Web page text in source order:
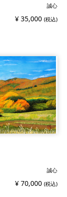
誠心
¥ 35,000 (税込)
誠心
¥ 70,000 (税込)